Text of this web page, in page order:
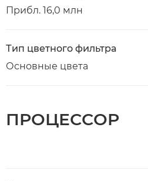
Прибл. 16,0 млн
Тип цветного фильтра
Основные цвета
ПРОЦЕССОР